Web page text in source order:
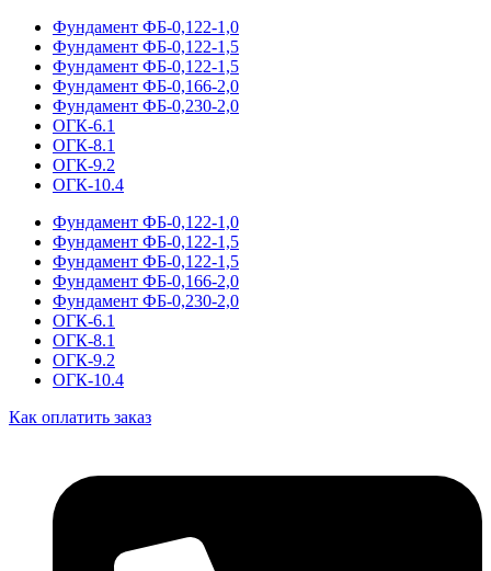
Фундамент ФБ-0,122-1,0
Фундамент ФБ-0,122-1,5
Фундамент ФБ-0,122-1,5
Фундамент ФБ-0,166-2,0
Фундамент ФБ-0,230-2,0
ОГК-6.1
ОГК-8.1
ОГК-9.2
ОГК-10.4
Фундамент ФБ-0,122-1,0
Фундамент ФБ-0,122-1,5
Фундамент ФБ-0,122-1,5
Фундамент ФБ-0,166-2,0
Фундамент ФБ-0,230-2,0
ОГК-6.1
ОГК-8.1
ОГК-9.2
ОГК-10.4
Как оплатить заказ